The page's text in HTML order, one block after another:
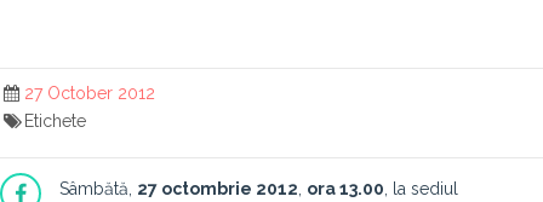
27 October 2012
Etichete
Sâmbătă, 27 octombrie 2012 ora 13.00 , la sediul